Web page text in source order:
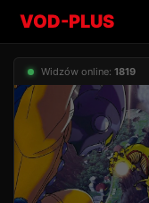
VOD-PLUS
Widzów online: 1819